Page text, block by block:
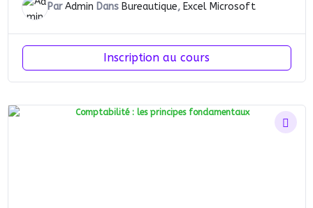
ParAdmin Dans Bureautique, Excel Microsoft
Inscription au cours